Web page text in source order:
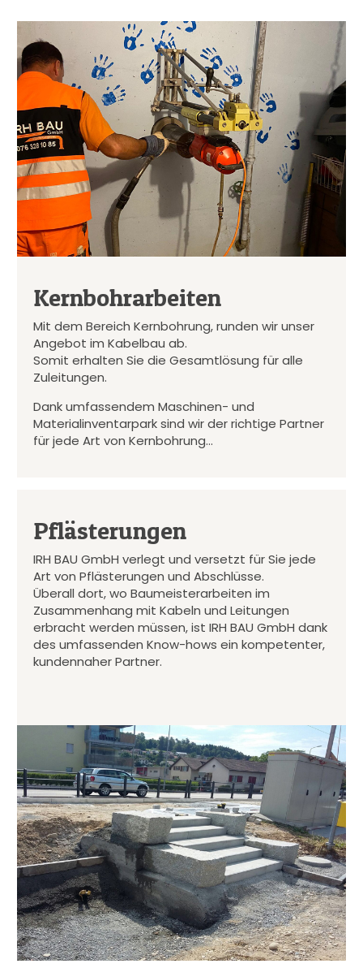
Kernbohrarbeiten
Mit dem Bereich Kernbohrung, runden wir unser
Angebot im Kabelbau ab.
Somit erhalten Sie die Gesamtlösung für alle
Zuleitungen.
Dank umfassendem Maschinen- und
Materialinventarpark sind wir der richtige Partner
für jede Art von Kernbohrung…
Pflästerungen
IRH BAU GmbH verlegt und versetzt für Sie jede
Art von Pflästerungen und Abschlüsse.
Überall dort, wo Baumeisterarbeiten im
Zusammenhang mit Kabeln und Leitungen
erbracht werden müssen, ist IRH BAU GmbH dank
des umfassenden Know-hows ein kompetenter,
kundennaher Partner.